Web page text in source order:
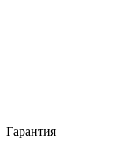
Гарантия